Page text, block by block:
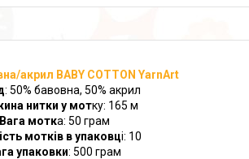
акрил BABY COTTON YarnArt
: 50% бавовна, 50% акрил
нитки у мотку: 165 м
Вага мотка: 50 грам
мотків в упаковці: 10
упаковки: 500 грам